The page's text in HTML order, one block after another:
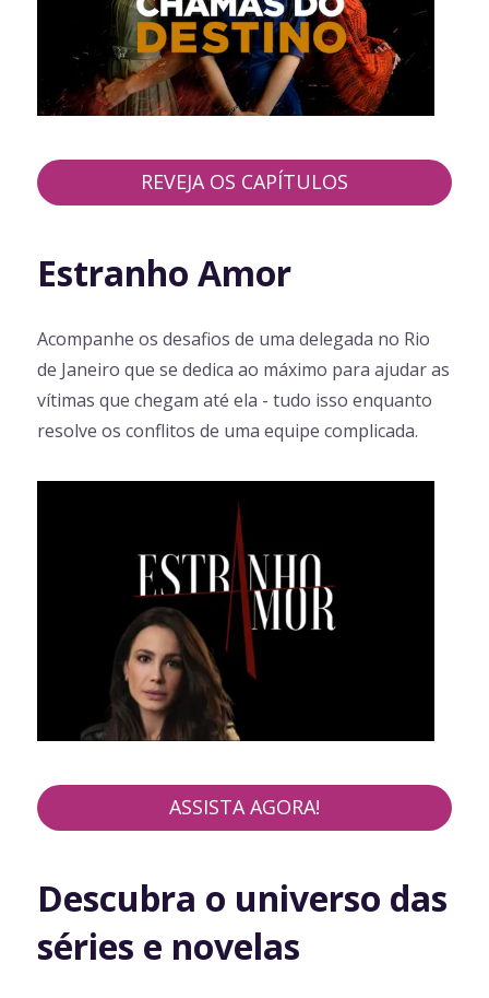
REVEJA OS CAPÍTULOS
Estranho Amor
Acompanhe os desafios de uma delegada no Rio
de Janeiro que se dedica ao máximo para ajudar as
vítimas que chegam até ela - tudo isso enquanto
resolve os conflitos de uma equipe complicada.
ASSISTA AGORA!
Descubra o universo das
séries e novelas